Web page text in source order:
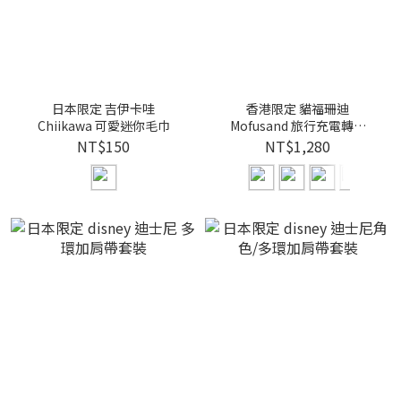
日本限定 吉伊卡哇
Chiikawa 可愛迷你毛巾
NT$150
香港限定 貓福珊迪
Mofusand 旅行充電轉插
Universal Travel Adapter
插頭
NT$1,280